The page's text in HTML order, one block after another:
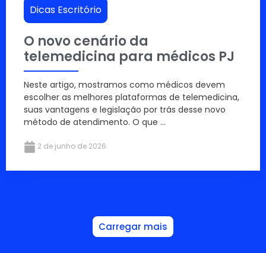
Dicas Escritório
O novo cenário da
telemedicina para médicos PJ
Neste artigo, mostramos como médicos devem
escolher as melhores plataformas de telemedicina,
suas vantagens e legislação por trás desse novo
método de atendimento. O que ...
2 de junho de 2026
Carregar mais